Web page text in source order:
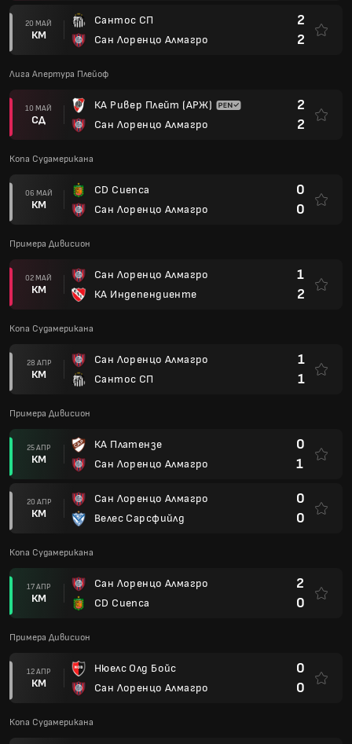
20 МАЙ
КМ
Сантос СП
Сан Лоренцо Алмагро
2
2
Лига Апертура Плейоф
10 МАЙ
СД
КА Ривер Плейт (АРЖ)
Сан Лоренцо Алмагро
2
2
Копа Судамерикана
06 МАЙ
КМ
CD Cuenca
Сан Лоренцо Алмагро
0
0
Примера Дивисион
02 МАЙ
КМ
Сан Лоренцо Алмагро
КА Индепендиенте
1
2
Копа Судамерикана
28 АПР
КМ
Сан Лоренцо Алмагро
Сантос СП
1
1
Примера Дивисион
25 АПР
КМ
КА Платензе
Сан Лоренцо Алмагро
0
1
20 АПР
КМ
Сан Лоренцо Алмагро
Велес Сарсфийлд
0
0
Копа Судамерикана
17 АПР
КМ
Сан Лоренцо Алмагро
CD Cuenca
2
0
Примера Дивисион
12 АПР
КМ
Нюелс Олд Бойс
Сан Лоренцо Алмагро
0
0
Копа Судамерикана